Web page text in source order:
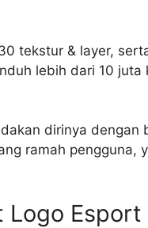
tekstur & layer,
lebih dari 10
dirinya
ramah pengguna,
Logo